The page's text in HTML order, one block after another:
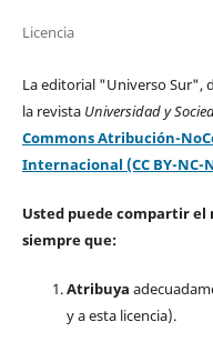
Licencia
La editorial "Universo Sur",
la revista Universidad y
Commons Atribución-
Internacional (CC BY-NC-
Usted puede compartir
siempre que:
Atribuya
y a esta licencia).